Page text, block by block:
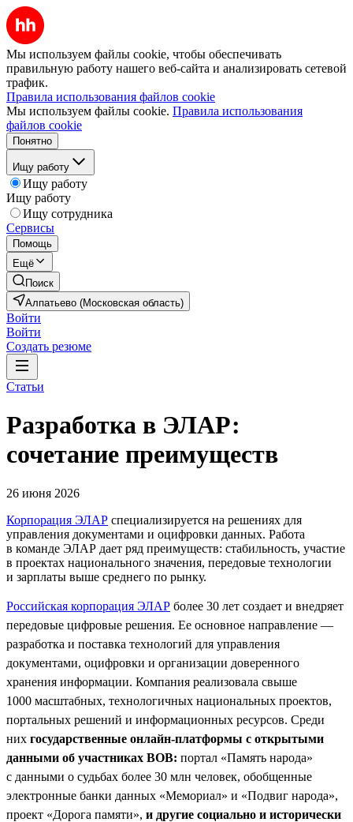
Мы используем файлы cookie, чтобы обеспечивать
правильную работу нашего веб-сайта и анализировать сетевой
трафик.
Правила использования файлов cookie
Мы используем файлы cookie. Правила использования
файлов cookie
Понятно
Ищу работу
Ищу работу
Ищу работу
Ищу сотрудника
Сервисы
Помощь
Ещё
Поиск
Алпатьево (Московская область)
Войти
Войти
Создать резюме
Статьи
Разработка в ЭЛАР:
сочетание преимуществ
26 июня 2026
Корпорация ЭЛАР специализируется на решениях для
управления документами и оцифровки данных. Работа
в команде ЭЛАР дает ряд преимуществ: стабильность, участие
в проектах национального значения, передовые технологии
и зарплаты выше среднего по рынку.
Российская корпорация ЭЛАР более 30 лет создает и внедряет
передовые цифровые решения. Ее основное направление —
разработка и поставка технологий для управления
документами, оцифровки и организации доверенного
хранения информации. Компания реализовала свыше
1000 масштабных, технологичных национальных проектов,
портальных решений и информационных ресурсов. Среди
них государственные онлайн-платформы с открытыми
данными об участниках ВОВ: портал «Память народа»
с данными о судьбах более 30 млн человек, обобщенные
электронные банки данных «Мемориал» и «Подвиг народа»,
проект «Дорога памяти», и другие социально и исторически